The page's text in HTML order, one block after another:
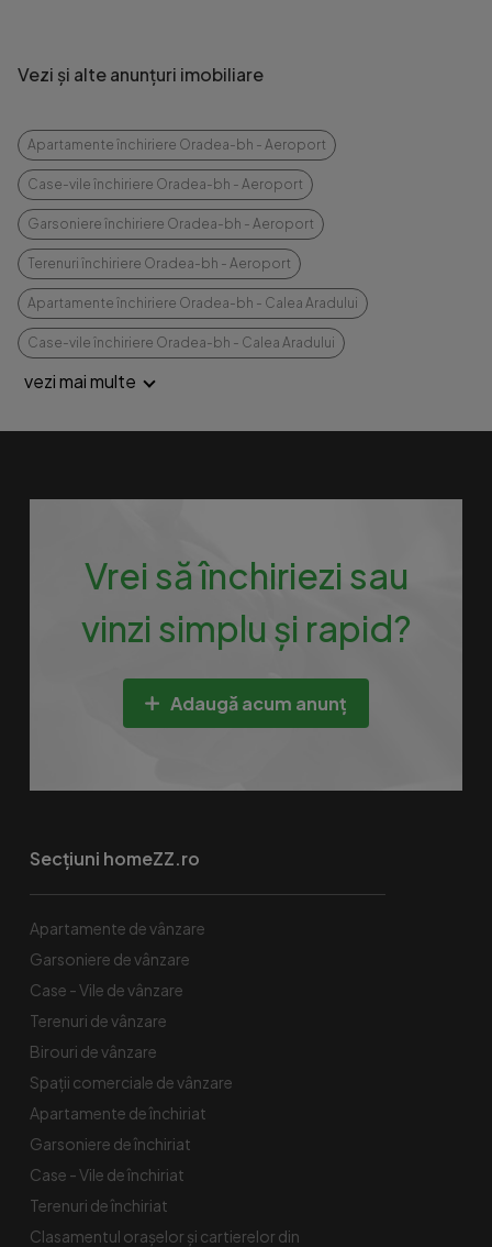
Vezi și alte anunțuri imobiliare
Apartamente închiriere Oradea-bh - Aeroport
Case-vile închiriere Oradea-bh - Aeroport
Garsoniere închiriere Oradea-bh - Aeroport
Terenuri închiriere Oradea-bh - Aeroport
Apartamente închiriere Oradea-bh - Calea Aradului
Case-vile închiriere Oradea-bh - Calea Aradului
vezi mai multe
Vrei să închiriezi sau
vinzi simplu și rapid?
Adaugă acum anunț
Secțiuni homeZZ.ro
Apartamente de vânzare
Garsoniere de vânzare
Case - Vile de vânzare
Terenuri de vânzare
Birouri de vânzare
Spaţii comerciale de vânzare
Apartamente de închiriat
Garsoniere de închiriat
Case - Vile de închiriat
Terenuri de închiriat
Clasamentul orașelor și cartierelor din